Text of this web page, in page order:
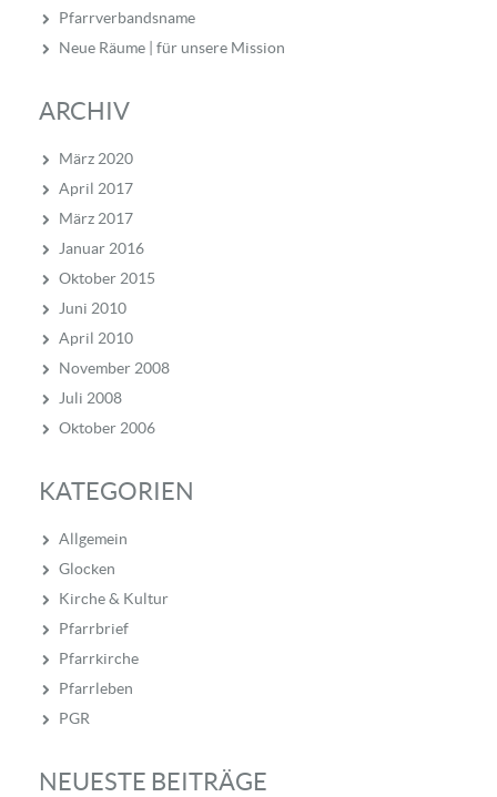
Pfarrverbandsname
Neue Räume | für unsere Mission
ARCHIV
März 2020
April 2017
März 2017
Januar 2016
Oktober 2015
Juni 2010
April 2010
November 2008
Juli 2008
Oktober 2006
KATEGORIEN
Allgemein
Glocken
Kirche & Kultur
Pfarrbrief
Pfarrkirche
Pfarrleben
PGR
NEUESTE BEITRÄGE